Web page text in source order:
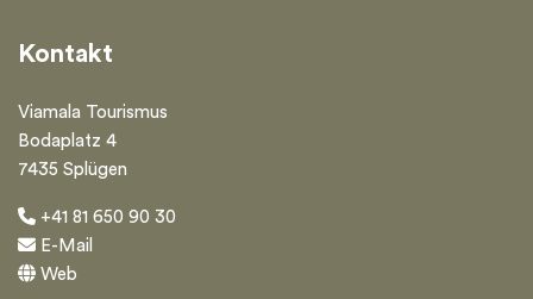
Kontakt
Viamala Tourismus
Bodaplatz 4
7435 Splügen
+41 81 650 90 30
E-Mail
Web